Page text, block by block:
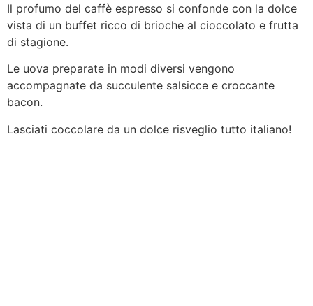
Vai
al
contenuto
Il profumo del caffè espresso si confonde con la dolce
vista di un buffet ricco di brioche al cioccolato e frutta
di stagione.
Le uova preparate in modi diversi vengono
accompagnate da succulente salsicce e croccante
bacon.
Lasciati coccolare da un dolce risveglio tutto italiano!